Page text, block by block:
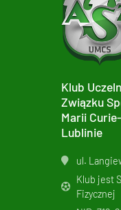
Klub
Związku
Marii
Lublinie
ul.
Klub jest
Fizycznej